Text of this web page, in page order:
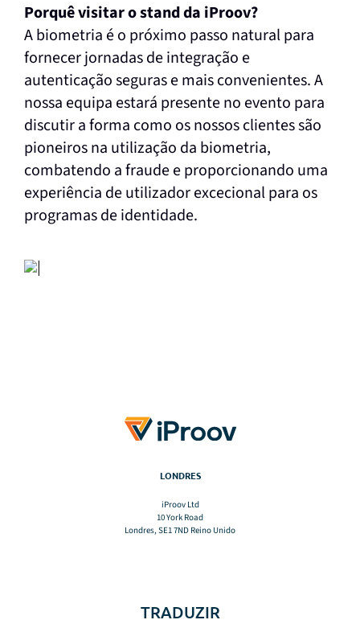
Porquê visitar o stand da iProov?
A biometria é o próximo passo natural para
fornecer jornadas de integração e
autenticação seguras e mais convenientes. A
nossa equipa estará presente no evento para
discutir a forma como os nossos clientes são
pioneiros na utilização da biometria,
combatendo a fraude e proporcionando uma
experiência de utilizador excecional para os
programas de identidade.
LONDRES
iProov Ltd
10 York Road
Londres, SE1 7ND Reino Unido
TRADUZIR